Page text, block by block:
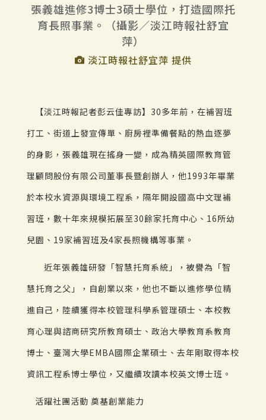
張義雄進修3博士3碩士學位，打造國際托
育長照事業。（攝影／淡江時報社舒宜
萍）
淡江時報社舒宜萍 提供
【淡江時報記者彭云佳專訪】30多年前，在補習班
打工、街道上發宣傳單、廚房裡準備餐點的熱血逐夢
的身影，張義雄現在搖身一變，成為精英國際教育管
理顧問股份有限公司董事長暨創辦人，他1993年畢業
於本校水資源與環境工程系，隔年開設國高中文理補
習班，數十年來規模拓展至30餘家托育中心、16所幼
兒園、19家補習班及4家長照機構等事業。
近年張義雄研發「智慧托育系統」，被譽為「智
慧托育之父」，自創業以來，他也不斷以進修學位精
進自己，陸續獲得本校管理科學系管理碩士、本校教
育心理與諮商研究所教育碩士、政治大學教育系教育
博士、臺灣大學EMBA國際企業碩士、去年剛取得本校
資訊工程系博士學位，又繼續攻讀本校英文博士班。
活躍社團活動 奠基創業能力